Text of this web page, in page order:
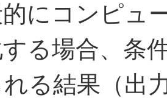
にコンピュ
る場合、条
る結果（出